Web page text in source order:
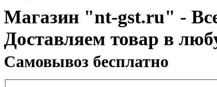
Магазин "nt-gst.ru" -
Доставляем товар в
Cамовывоз бесплатно